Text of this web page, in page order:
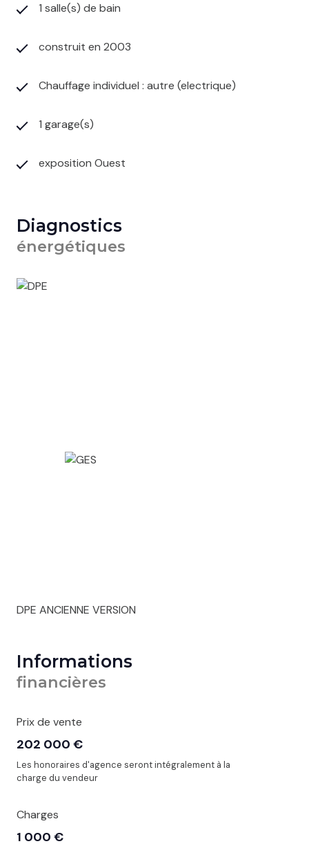
1 salle(s) de bain
construit en 2003
Chauffage individuel : autre (electrique)
1 garage(s)
exposition Ouest
Diagnostics
énergétiques
DPE ANCIENNE VERSION
Informations
financières
Prix de vente
202 000 €
Les honoraires d'agence seront intégralement à la
charge du vendeur
Charges
1 000 €